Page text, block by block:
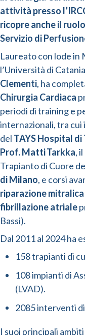
attività presso
ricopre anche il
Servizio di
Laureato con lode in
l’Università di
Clementi, ha
Chirurgia Cardiaca
periodi di training e
internazionali, tra
del TAYS Hospital di
Prof. Matti Tarkka,
Trapianto di Cuore
di Milano, e corsi
riparazione
fibrillazione atriale
Bassi).
Dal 2011 al 2024 ha
158 trapianti di
108 impianti di
(LVAD).
2085 interventi
I suoi principali